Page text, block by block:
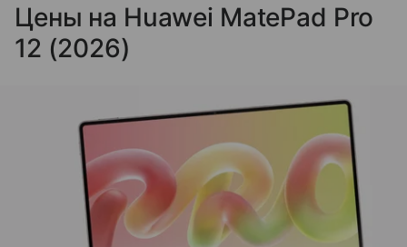
Цены на Huawei MatePad Pro
12 (2026)